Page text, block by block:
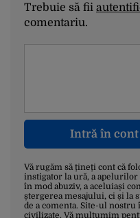
Trebuie să fii
comentariu.
Intră în cont
Vă rugăm să țineți cont că
instigator la ură, a
în mod abuziv, a aceluiași
ștergerea mesajului, ci și la
de a comenta. Site-ul nostru
civilizate. Vă mulțumim